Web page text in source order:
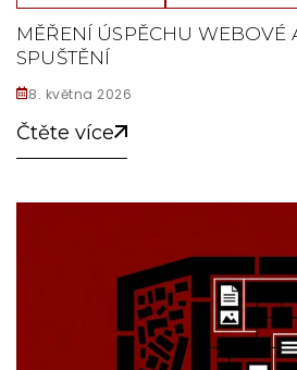
MĚŘENÍ ÚSPĚCHU WEBOVÉ
SPUŠTĚNÍ
8. května 2026
Čtěte více